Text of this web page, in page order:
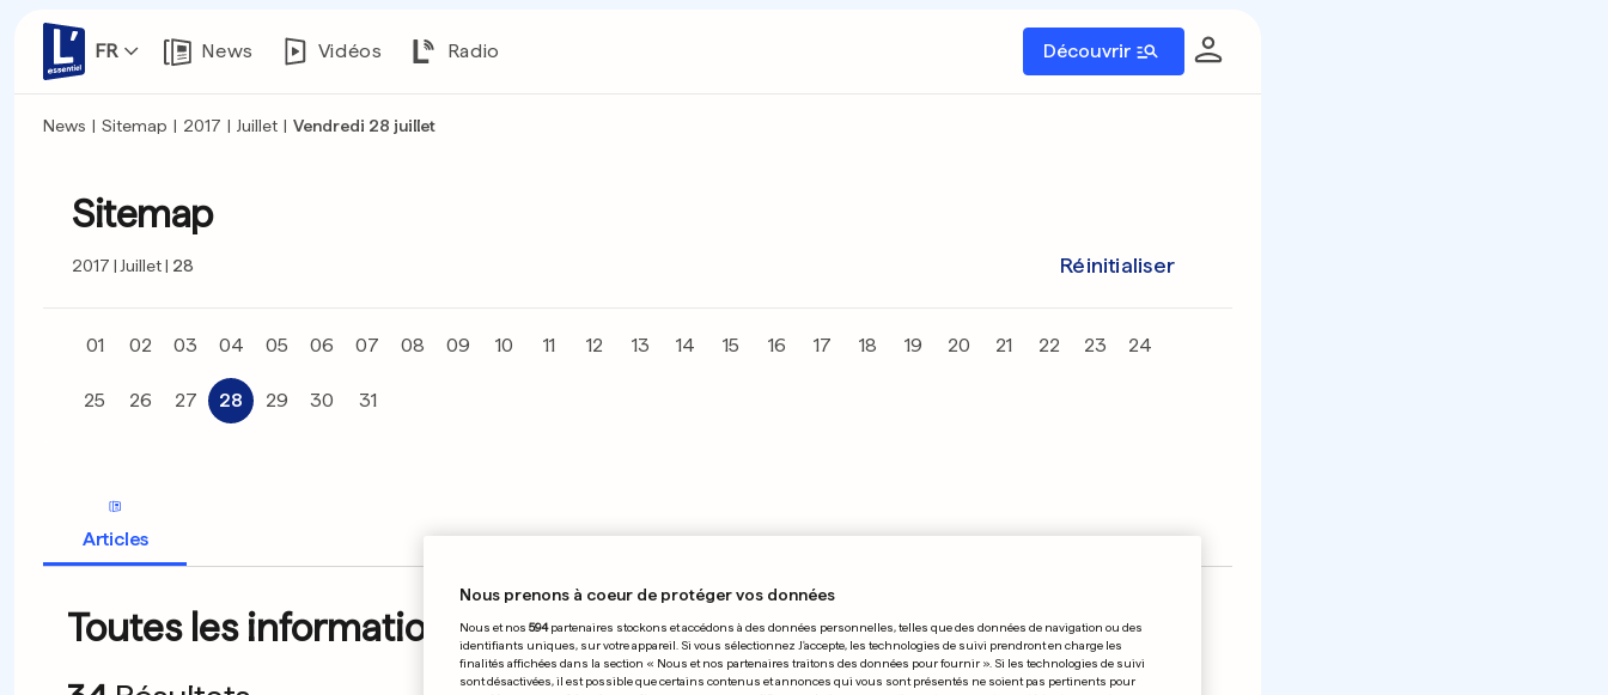
FR News Vidéos Radio Découvrir
News | Sitemap | 2017 | Juillet | Vendredi 28 juillet
Sitemap
2017 Juillet 28 Réinitialiser
01 02 03 04 05 06 07 08 09 10 11 12 13 14 15 16 17 18 19 20 21 22 23 24
25 26 27 28 29 30 31
Articles
Toutes les informations du 28.07.2017
Nous prenons à coeur de protéger vos données
Nous et nos 594partenaires stockons et accédons à des données personnelles, telles que des données de navigation ou des
identifiants uniques, sur votre appareil. Si vous sélectionnez J'accepte, les technologies de suivi prendront en charge les
finalités affichées dans la section « Nous et nos partenaires traitons des données pour fournir ». Si les technologies de suivi
sont désactivées, il est possible que certains contenus et annonces qui vous sont présentés ne soient pas pertinents pour